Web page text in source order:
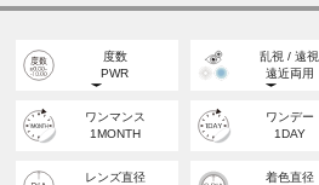
度数
PWR
NON-PWR
POWERED
乱視 / 遠視
遠近両用
TORIC
FARSIGHT
ワンマンス
1MONTH
ワンデー
1DAY
レンズ直径
着色直径